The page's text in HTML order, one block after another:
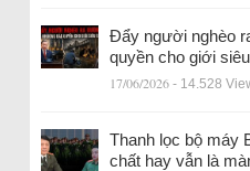
Đẩy người nghèo
quyền cho giới
17/06/2026 - 14.528
Thanh lọc bộ máy
chất hay vẫn là